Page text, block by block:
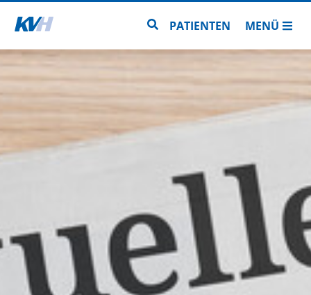
Zur Startseite Zur Seitensuche
PATIENTEN MENÜ